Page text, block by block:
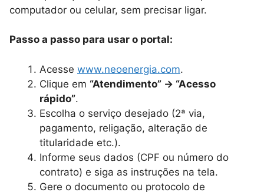
computador ou celular, sem precisar ligar.
Passo a passo para usar o portal:
Acesse www.neoenergia.com.
Clique em “Atendimento” → “Acesso
rápido”.
Escolha o serviço desejado (2ª via,
pagamento, religação, alteração de
titularidade etc.).
Informe seus dados (CPF ou número do
contrato) e siga as instruções na tela.
Gere o documento ou protocolo de